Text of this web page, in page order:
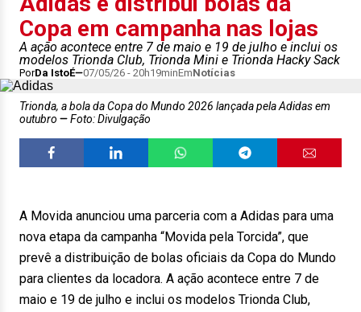
Copa em campanha nas lojas
A ação acontece entre 7 de maio e 19 de julho e inclui os
modelos Trionda Club, Trionda Mini e Trionda Hacky Sack
PorDa IstoÉ 07/05/26 - 20h19minEmNotícias
Trionda, a bola da Copa do Mundo 2026 lançada pela Adidas em
outubro
Foto: Divulgação
A Movida anunciou uma parceria com a Adidas para uma
nova etapa da campanha “Movida pela Torcida”, que
prevê a distribuição de bolas oficiais da Copa do Mundo
para clientes da locadora. A ação acontece entre 7 de
maio e 19 de julho e inclui os modelos Trionda Club,